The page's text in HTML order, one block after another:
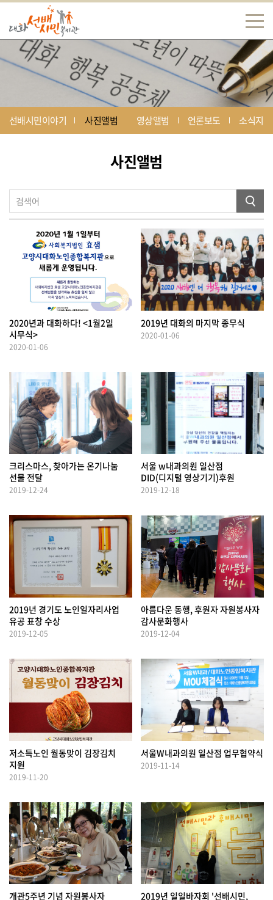
선배시민이야기 사진앨범 영상앨범 언론보도 소식지
사진앨범
2020년과 대화하다! <1월2일
시무식>
2020-01-06
2019년 대화의 마지막 종무식
2020-01-06
크리스마스, 찾아가는 온기나눔
선물 전달
2019-12-24
서울 w내과의원 일산점
DID(디지털 영상기기)후원
2019-12-18
2019년 경기도 노인일자리사업
유공 표창 수상
2019-12-05
아름다운 동행, 후원자 자원봉사자
감사문화행사
2019-12-04
저소득노인 월동맞이 김장김치
지원
2019-11-20
서울W내과의원 일산점 업무협약식
2019-11-14
개관5주년 기념 자원봉사자
2019년 일일바자회 '선배시민,